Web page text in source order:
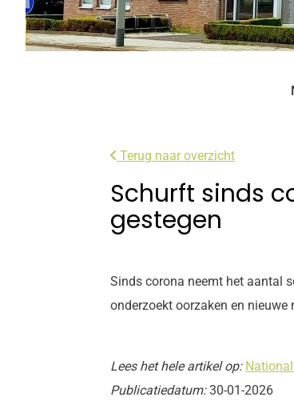
Terug naar overzicht
Schurft sinds
gestegen
Sinds corona neemt het aantal
onderzoekt oorzaken en
Lees het hele artikel op:
Publicatiedatum:30-01-2026